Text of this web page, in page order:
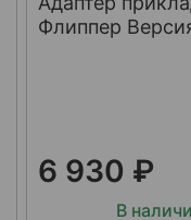
Флиппер
6 930 ₽
В